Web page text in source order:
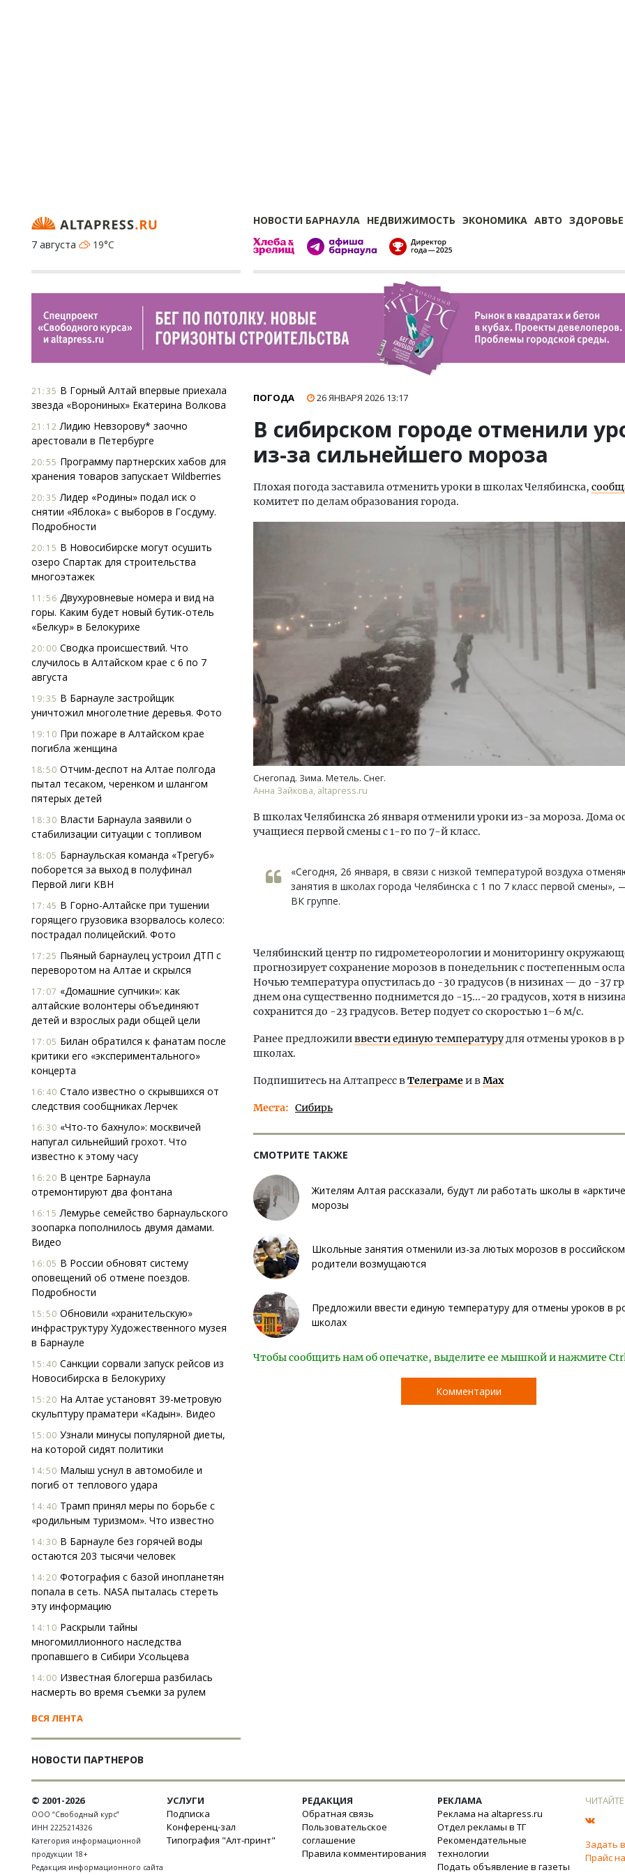
НОВОСТИ БАРНАУЛА НЕДВИЖИМОСТЬ ЭКОНОМИКА АВТО ЗДОРОВЬЕ
7 августа
19°C
21:35 В Горный Алтай впервые приехала
звезда «Ворониных» Екатерина Волкова
21:12 Лидию Невзорову* заочно
арестовали в Петербурге
20:55 Программу партнерских хабов для
хранения товаров запускает Wildberries
20:35 Лидер «Родины» подал иск о
снятии «Яблока» с выборов в Госдуму.
Подробности
20:15 В Новосибирске могут осушить
озеро Спартак для строительства
многоэтажек
11:56 Двухуровневые номера и вид на
горы. Каким будет новый бутик-отель
«Белкур» в Белокурихе
20:00 Сводка происшествий. Что
случилось в Алтайском крае с 6 по 7
августа
19:35 В Барнауле застройщик
уничтожил многолетние деревья. Фото
19:10 При пожаре в Алтайском крае
погибла женщина
18:50 Отчим-деспот на Алтае полгода
пытал тесаком, черенком и шлангом
пятерых детей
18:30 Власти Барнаула заявили о
стабилизации ситуации с топливом
18:05 Барнаульская команда «Трегуб»
поборется за выход в полуфинал
Первой лиги КВН
17:45 В Горно-Алтайске при тушении
горящего грузовика взорвалось колесо:
пострадал полицейский. Фото
17:25 Пьяный барнаулец устроил ДТП с
переворотом на Алтае и скрылся
17:07 «Домашние супчики»: как
алтайские волонтеры объединяют
детей и взрослых ради общей цели
17:05 Билан обратился к фанатам после
критики его «экспериментального»
концерта
16:40 Стало известно о скрывшихся от
следствия сообщниках Лерчек
16:30 «Что-то бахнуло»: москвичей
напугал сильнейший грохот. Что
известно к этому часу
16:20 В центре Барнаула
отремонтируют два фонтана
16:15 Лемурье семейство барнаульского
зоопарка пополнилось двумя дамами.
Видео
16:05 В России обновят систему
оповещений об отмене поездов.
Подробности
15:50 Обновили «хранительскую»
инфраструктуру Художественного музея
в Барнауле
15:40 Санкции сорвали запуск рейсов из
Новосибирска в Белокуриху
15:20 На Алтае установят 39-метровую
скульптуру праматери «Кадын». Видео
15:00 Узнали минусы популярной диеты,
на которой сидят политики
14:50 Малыш уснул в автомобиле и
погиб от теплового удара
14:40 Трамп принял меры по борьбе с
«родильным туризмом». Что известно
14:30 В Барнауле без горячей воды
остаются 203 тысячи человек
14:20 Фотография с базой инопланетян
попала в сеть. NASA пыталась стереть
эту информацию
14:10 Раскрыли тайны
многомиллионного наследства
пропавшего в Сибири Усольцева
14:00 Известная блогерша разбилась
насмерть во время съемки за рулем
ВСЯ ЛЕНТА
НОВОСТИ ПАРТНЕРОВ
ПОГОДА 26 ЯНВАРЯ 2026 13:17
В сибирском городе отменили
из-за сильнейшего мороза
Плохая погода заставила отменить уроки в школах Челябинска,
комитет по делам образования города.
Снегопад. Зима. Метель. Снег.
Анна Зайкова, altapress.ru
В школах Челябинска 26 января отменили уроки из-за мороза. Дома
учащиеся первой смены с 1-го по 7-й класс.
«Сегодня, 26 января, в связи с низкой температурой воздуха
занятия в школах города Челябинска с 1 по 7 класс первой смены»,
ВК группе.
Челябинский центр по гидрометеорологии и мониторингу
прогнозирует сохранение морозов в понедельник с постепенным
Ночью температура опустилась до -30 градусов (в низинах — до -37
днем она существенно поднимется до -15...-20 градусов, хотя в
сохранится до -23 градусов. Ветер подует со скоростью 1–6 м/с.
Ранее предложиливвести единую температурудля отмены уроков в
школах.
Подпишитесь на Алтапресс вТелеграмеи вMax
Места Сибирь
СМОТРИТЕ ТАКЖЕ
Жителям Алтая рассказали, будут ли работать школы в
морозы
Школьные занятия отменили из-за лютых морозов в
родители возмущаются
Предложили ввести единую температуру для отмены уроков в
школах
Чтобы сообщить нам об опечатке, выделите ее мышкой и нажмите
Комментарии
Ищем новые берега. Гендиректор
«Жилищной инициативы» Юрий
оставаться на плаву, когда рынок
штормит
СТРОИТЕЛЬСТВО
Архитектурный код
земли. Мощение
© 2001-2026
ООО “Свободный курс”
ИНН 2225214326
Категория информационной
продукции 18+
Редакция информационного сайта
УСЛУГИ
Подписка
Конференц-зал
Типография "Алт-принт"
РЕДАКЦИЯ
Обратная связь
Пользовательское
соглашение
Правила комментирования
РЕКЛАМА
Реклама на altapress.ru
Отдел рекламы в ТГ
Рекомендательные
технологии
Подать объявление в газеты
Задать
Прайс